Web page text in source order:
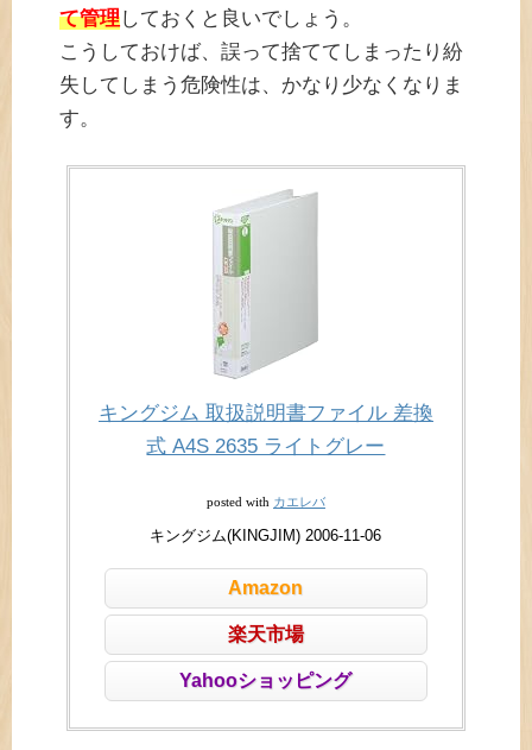
て管理しておくと良いでしょう。
こうしておけば、誤って捨ててしまったり紛
失してしまう危険性は、かなり少なくなりま
す。
キングジム 取扱説明書ファイル 差換
式 A4S 2635 ライトグレー
posted with カエレバ
キングジム(KINGJIM) 2006-11-06
Amazon
楽天市場
Yahooショッピング